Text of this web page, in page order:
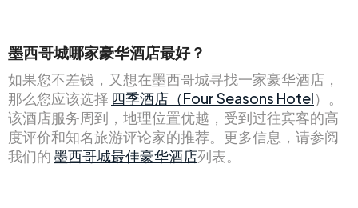
墨西哥城哪家豪华酒店最好？
如果您不差钱，又想在墨西哥城寻找一家豪华酒店，
那么您应该选择 四季酒店（Four Seasons Hotel）。
该酒店服务周到，地理位置优越，受到过往宾客的高
度评价和知名旅游评论家的推荐。更多信息，请参阅
我们的墨西哥城最佳豪华酒店列表。